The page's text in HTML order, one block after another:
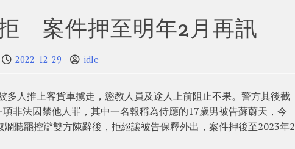
案件押至明年2月再訊
2022-12-29 idle
多人推上客貨車擄走，懲教人員及途人上前阻止不果。警方其後截
非法囚禁他人罪，其中一名報稱為侍應的17歲男被告蘇蔚天，今
聽罷控辯雙方陳辭後，拒絕讓被告保釋外出，案件押後至2023年2